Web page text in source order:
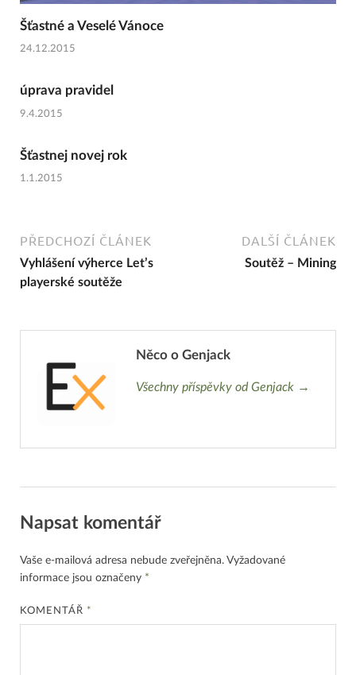
Šťastné a Veselé Vánoce
24.12.2015
úprava pravidel
9.4.2015
Šťastnej novej rok
1.1.2015
PŘEDCHOZÍ ČLÁNEK
Vyhlášení výherce Let’s
playerské soutěže
DALŠÍ ČLÁNEK
Soutěž – Mining
Něco o Genjack
Všechny příspěvky od Genjack →
Napsat komentář
Vaše e-mailová adresa nebude zveřejněna. Vyžadované
informace jsou označeny *
KOMENTÁŘ *